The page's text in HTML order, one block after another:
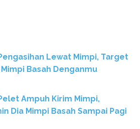
Lewat Mimpi, Target
Basah Denganmu
Ampuh Kirim Mimpi,
Dia Mimpi Basah Sampai Pagi